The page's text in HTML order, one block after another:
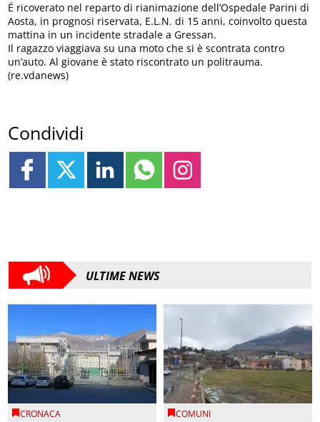
É ricoverato nel reparto di rianimazione dell’Ospedale Parini di
Aosta, in prognosi riservata, E.L.N. di 15 anni, coinvolto questa
mattina in un incidente stradale a Gressan.
Il ragazzo viaggiava su una moto che si è scontrata contro
un’auto. Al giovane è stato riscontrato un politrauma.
(re.vdanews)
Condividi
ULTIME NEWS
CRONACA COMUNI